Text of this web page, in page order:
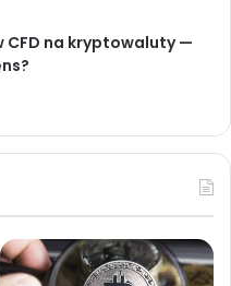
CFD na kryptowaluty —